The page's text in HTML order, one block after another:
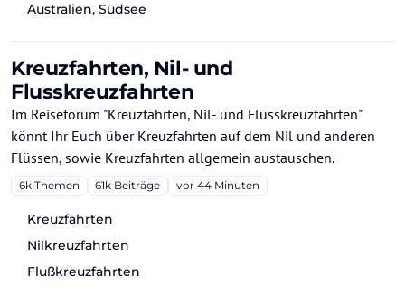
Australien, Südsee
Kreuzfahrten, Nil- und
Flusskreuzfahrten
Im Reiseforum "Kreuzfahrten, Nil- und Flusskreuzfahrten"
könnt Ihr Euch über Kreuzfahrten auf dem Nil und anderen
Flüssen, sowie Kreuzfahrten allgemein austauschen.
6k Themen 61k Beiträge vor 44 Minuten
Kreuzfahrten
Nilkreuzfahrten
Flußkreuzfahrten